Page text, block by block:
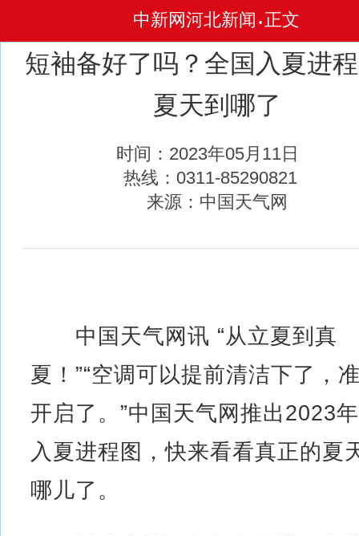
中新网河北新闻 • 正文
短袖备好了吗？全国入夏进
夏天到哪了
时间：2023年05月11日
热线：0311-85290821
来源：中国天气网
中国天气网讯 “从立夏到真
夏！”“空调可以提前清洁下了，
开启了。”中国天气网推出2023
入夏进程图，快来看看真正的夏
哪儿了。